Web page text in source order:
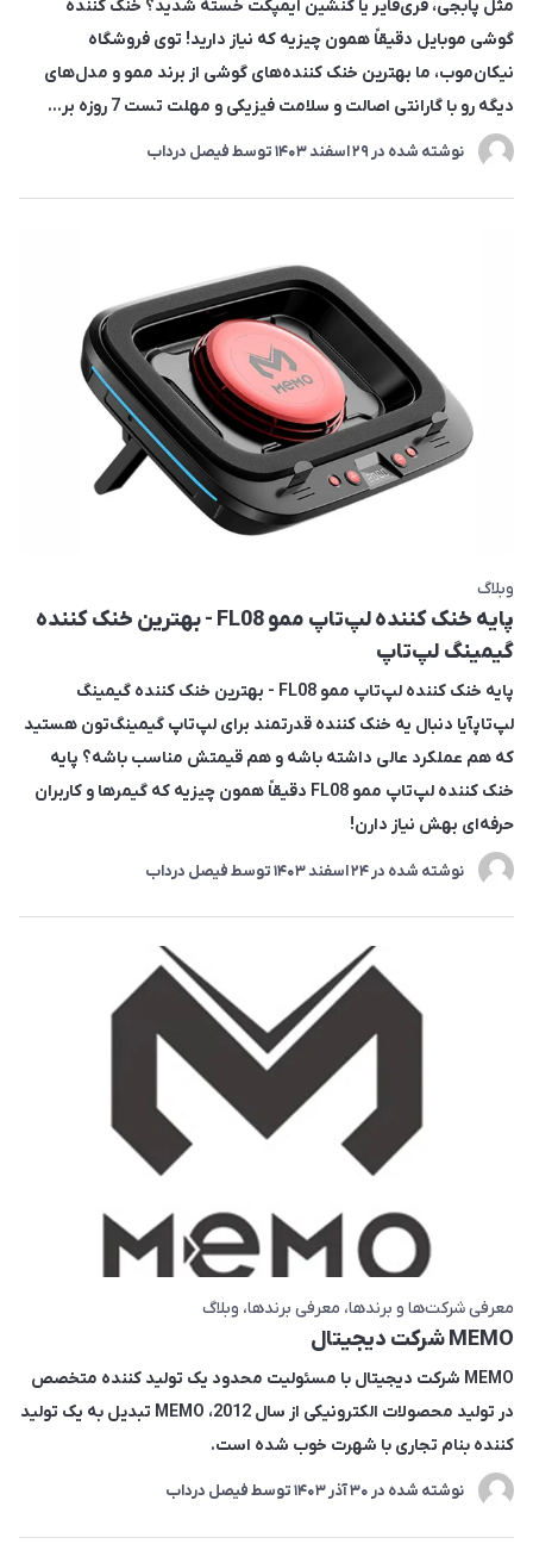
مثل پابجی، فری‌فایر یا گنشین ایمپکت خسته شدید؟ خنک کننده
گوشی موبایل دقیقاً همون چیزیه که نیاز دارید! توی فروشگاه
نیکان‌موب، ما بهترین خنک کننده‌های گوشی از برند ممو و مدل‌های
دیگه رو با گارانتی اصالت و سلامت فیزیکی و مهلت تست 7 روزه بر...
نوشته شده در29 اسفند 1403 توسطفیصل درداب
وبلاگ
پایه خنک کننده لپ‌تاپ ممو FL08 - بهترین خنک کننده
گیمینگ لپ‌تاپ
پایه خنک کننده لپ‌تاپ ممو FL08 - بهترین خنک کننده گیمینگ
لپ‌تاپآیا دنبال یه خنک کننده قدرتمند برای لپ‌تاپ گیمینگ‌تون هستید
که هم عملکرد عالی داشته باشه و هم قیمتش مناسب باشه؟ پایه
خنک کننده لپ‌تاپ ممو FL08 دقیقاً همون چیزیه که گیمرها و کاربران
حرفه‌ای بهش نیاز دارن!
نوشته شده در 24 اسفند 1403 توسطفیصل درداب
معرفی شرکت‌ها و برندها معرفی برندها وبلاگ
MEMO شرکت دیجیتال
MEMO شرکت دیجیتال با مسئولیت محدود یک تولید کننده متخصص
در تولید محصولات الکترونیکی از سال 2012، MEMO تبدیل به یک تولید
کننده بنام تجاری با شهرت خوب شده است.
نوشته شده در 30 آذر 1403 توسطفیصل درداب